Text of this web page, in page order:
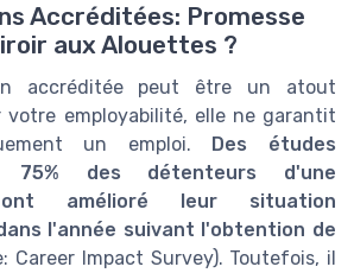
Accréditées: Promesse
aux Alouettes ?
accréditée peut être un atout
votre employabilité, elle ne garantit
un emploi. Des études
75% des détenteurs d'une
ont amélioré leur situation
l'année suivant l'obtention de
Career Impact Survey). Toutefois, il